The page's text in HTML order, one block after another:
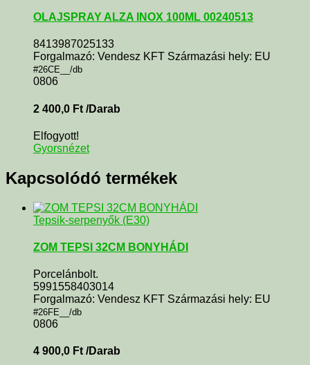
OLAJSPRAY ALZA INOX 100ML 00240513
8413987025133
Forgalmazó: Vendesz KFT Származási hely: EU
#26CE__/db
0806
2 400,0 Ft /Darab
Elfogyott!
Gyorsnézet
Kapcsolódó termékek
Tepsik-serpenyők (E30)
ZOM TEPSI 32CM BONYHÁDI
Porcelánbolt.
5991558403014
Forgalmazó: Vendesz KFT Származási hely: EU
#26FE__/db
0806
4 900,0 Ft /Darab